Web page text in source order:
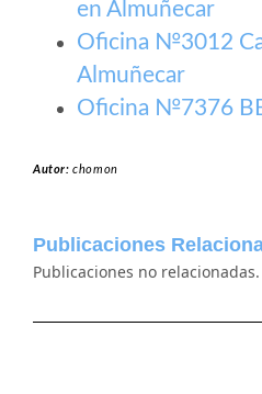
en Almuñecar
Oficina №3012
Almuñecar
Oficina №7376
Autor:chomon
Publicaciones
Publicaciones no relacionadas.